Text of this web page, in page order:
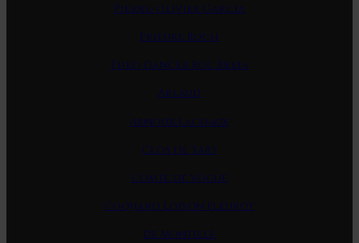
Pierre-Olivier Garcia
Prieure Roch
Theo Dancer Roc Breia
Arlaud
Arnoux-Lachaux
Clos de Tart
Comte de Vogue
Coquard Loison Fleurot
De Montille